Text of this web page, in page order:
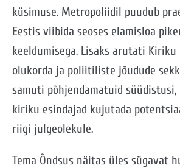
küsimuse. Metropoliidil puudub
Eestis viibida seoses elamisloa
keeldumisega. Lisaks arutati
olukorda ja poliitiliste jõudude
samuti põhjendamatuid süüdistusi,
kiriku esindajad kujutada
riigi julgeolekule.
Tema Õndsus näitas üles sügavat